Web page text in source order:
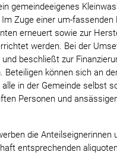
gemeindeeigenes
Zuge einer um-
erneuert sowie zur
werden. Bei der
beschließt zur
Beteiligen können sich an
in der Gemeinde selbst
Personen und
die Anteilseignerinnen
entsprechenden